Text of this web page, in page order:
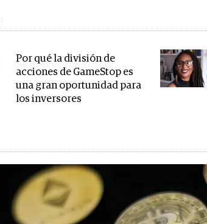
Por qué la división de
acciones de GameStop es
una gran oportunidad para
los inversores